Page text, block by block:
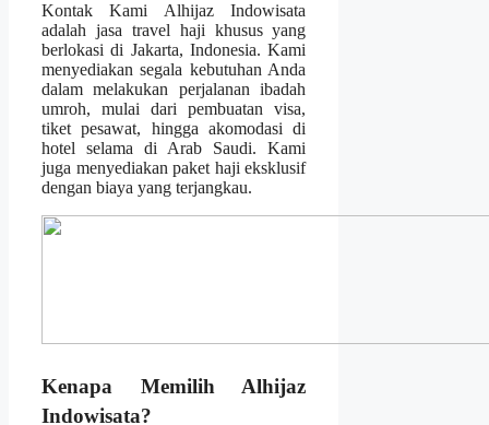
Kontak Kami Alhijaz Indowisata
adalah jasa travel haji khusus yang
berlokasi di Jakarta, Indonesia. Kami
menyediakan segala kebutuhan Anda
dalam melakukan perjalanan ibadah
umroh, mulai dari pembuatan visa,
tiket pesawat, hingga akomodasi di
hotel selama di Arab Saudi. Kami
juga menyediakan paket haji eksklusif
dengan biaya yang terjangkau.
Kenapa Memilih Alhijaz
Indowisata?